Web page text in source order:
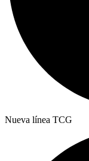
Nueva línea TCG